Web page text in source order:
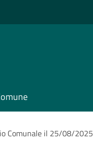
Comunale il 25/08/2025